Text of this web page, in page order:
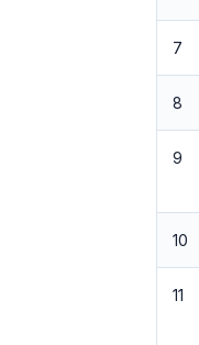
7
8
9
10
11